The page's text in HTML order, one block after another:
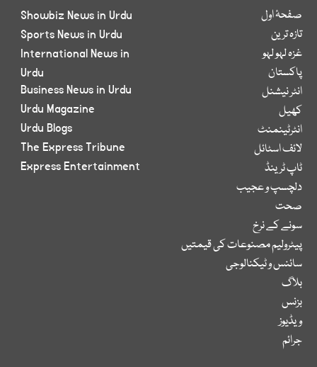
صفحۂ اول
تازہ ترین
غزہ لہو لہو
پاکستان
انٹر نیشنل
کھیل
انٹرٹینمنٹ
لائف اسٹائل
ٹاپ ٹرینڈ
دلچسپ و عجیب
صحت
سونے کے نرخ
پیٹرولیم مصنوعات کی قیمتیں
سائنس و ٹیکنالوجی
بلاگ
بزنس
ویڈیوز
جرائم
Showbiz News in Urdu
Sports News in Urdu
International News in
Urdu
Business News in Urdu
Urdu Magazine
Urdu Blogs
The Express Tribune
Express Entertainment